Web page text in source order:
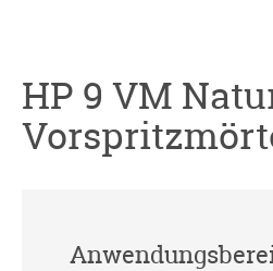
HP 9 VM